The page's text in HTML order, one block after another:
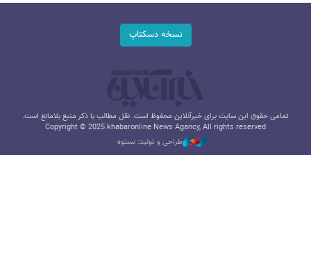
نسخه دسکتاپ
تمامی حقوق این سایت برای خبرآنلاین محفوظ است. نقل مطالب با ذکر منبع بلامانع است.
Copyright © 2025 khabaronline News Agancy, All rights reserved
طراحی و تولید: نستوه